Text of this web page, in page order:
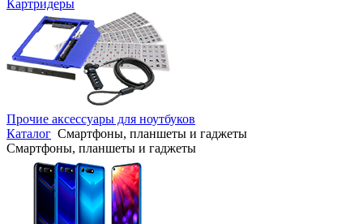
Картридеры
Прочие аксессуары для ноутбуков
Каталог Смартфоны, планшеты и гаджеты
Смартфоны, планшеты и гаджеты